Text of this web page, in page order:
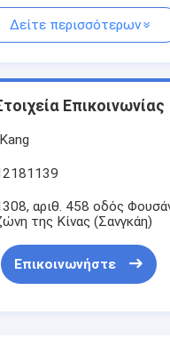
Δείτε περισσότερων
Επικοινωνίας
αριθ. 458 οδός
της Κίνας (Σανγκάη)
Επικοινωνήστε